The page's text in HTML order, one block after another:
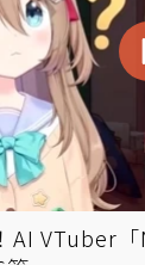
AI VTuber